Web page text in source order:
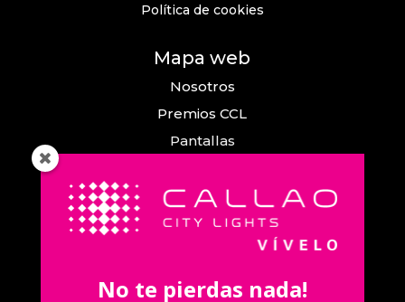
Política de cookies
Mapa web
Nosotros
Premios CCL
Pantallas
Comunicación
Callao City Arts
Contacta con nosotros
No te pierdas nada!